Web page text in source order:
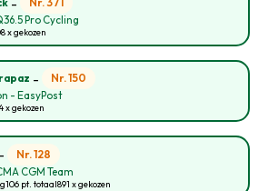
Pro Cycling
x gekozen
- Nr. 150
- EasyPost
x gekozen
- Nr. 128
CGM Team
106 pt. totaal891 x gekozen